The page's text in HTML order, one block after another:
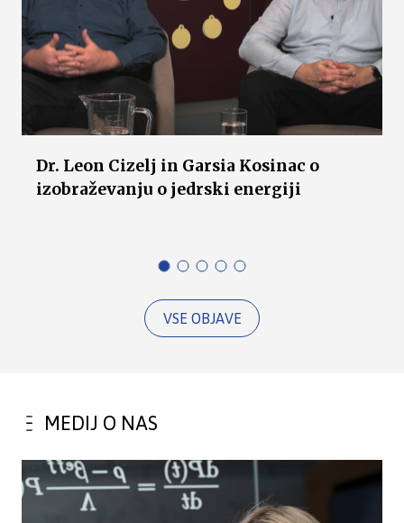
Dr. Leon Cizelj in Garsia Kosinac o
izobraževanju o jedrski energiji
VSE OBJAVE
MEDIJ O NAS